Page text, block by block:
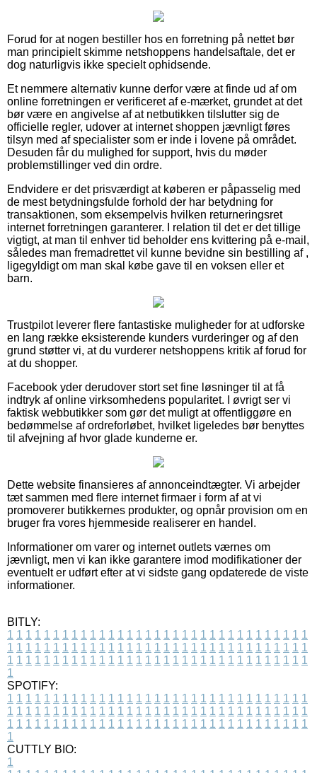
Forud for at nogen bestiller hos en forretning på nettet bør
man principielt skimme netshoppens handelsaftale, det er
dog naturligvis ikke specielt ophidsende.
Et nemmere alternativ kunne derfor være at finde ud af om
online forretningen er verificeret af e-mærket, grundet at det
bør være en angivelse af at netbutikken tilslutter sig de
officielle regler, udover at internet shoppen jævnligt føres
tilsyn med af specialister som er inde i lovene på området.
Desuden får du mulighed for support, hvis du møder
problemstillinger ved din ordre.
Endvidere er det prisværdigt at køberen er påpasselig med
de mest betydningsfulde forhold der har betydning for
transaktionen, som eksempelvis hvilken returneringsret
internet forretningen garanterer. I relation til det er det tillige
vigtigt, at man til enhver tid beholder ens kvittering på e-mail,
således man fremadrettet vil kunne bevidne sin bestilling af ,
ligegyldigt om man skal købe gave til en voksen eller et
barn.
Trustpilot leverer flere fantastiske muligheder for at udforske
en lang række eksisterende kunders vurderinger og af den
grund støtter vi, at du vurderer netshoppens kritik af forud for
at du shopper.
Facebook yder derudover stort set fine løsninger til at få
indtryk af online virksomhedens popularitet. I øvrigt ser vi
faktisk webbutikker som gør det muligt at offentliggøre en
bedømmelse af ordreforløbet, hvilket ligeledes bør benyttes
til afvejning af hvor glade kunderne er.
Dette website finansieres af annonceindtægter. Vi arbejder
tæt sammen med flere internet firmaer i form af at vi
promoverer butikkernes produkter, og opnår provision om en
bruger fra vores hjemmeside realiserer en handel.
Informationer om varer og internet outlets værnes om
jævnligt, men vi kan ikke garantere imod modifikationer der
eventuelt er udført efter at vi sidste gang opdaterede de viste
informationer.
BITLY:
1 1 1 1 1 1 1 1 1 1 1 1 1 1 1 1 1 1 1 1 1 1 1 1 1 1 1 1 1 1 1 1 1
1 1 1 1 1 1 1 1 1 1 1 1 1 1 1 1 1 1 1 1 1 1 1 1 1 1 1 1 1 1 1 1 1
1 1 1 1 1 1 1 1 1 1 1 1 1 1 1 1 1 1 1 1 1 1 1 1 1 1 1 1 1 1 1 1 1
1
SPOTIFY:
1 1 1 1 1 1 1 1 1 1 1 1 1 1 1 1 1 1 1 1 1 1 1 1 1 1 1 1 1 1 1 1 1
1 1 1 1 1 1 1 1 1 1 1 1 1 1 1 1 1 1 1 1 1 1 1 1 1 1 1 1 1 1 1 1 1
1 1 1 1 1 1 1 1 1 1 1 1 1 1 1 1 1 1 1 1 1 1 1 1 1 1 1 1 1 1 1 1 1
1
CUTTLY BIO:
1